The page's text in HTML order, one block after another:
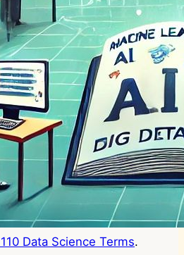
Data Science Terms.